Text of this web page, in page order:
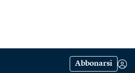
Abbonarsi